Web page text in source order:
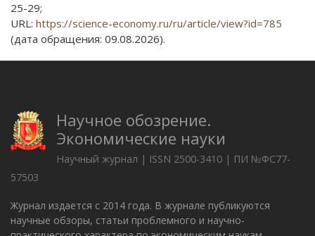
25-29;
URL: https://science-economy.ru/ru/article/view?id=785
(дата обращения: 09.08.2026).
Научное обозрение.
Экономические науки
Научный журнал | ISSN 2500-3410 | ПИ №ФС77-
57503
Журнал издается с 2014 года. В журнале публикуются
научные обзоры, статьи проблемного и научно-